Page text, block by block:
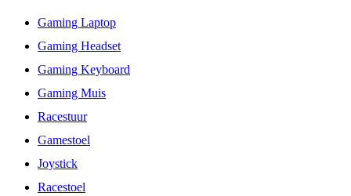
Gaming Laptop
Gaming Headset
Gaming Keyboard
Gaming Muis
Racestuur
Gamestoel
Joystick
Racestoel